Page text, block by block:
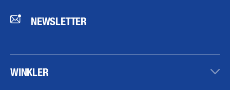
NEWSLETTER
WINKLER